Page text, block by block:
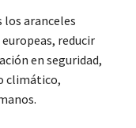
los aranceles
reducir
en seguridad,
climático,